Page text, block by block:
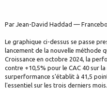
Par Jean-David Haddad —
Le graphique ci-dessus se passe
lancement de la nouvelle méthode
Croissance en octobre 2024, la
contre +10,5% pour le CAC 40 sur
surperformance s'établit à 41,5
l'essentiel sur les trois derniers mois.